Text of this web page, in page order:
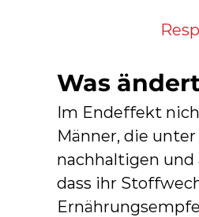
Was
Im Endeffekt
Männer, die
nachhaltigen und
dass ihr